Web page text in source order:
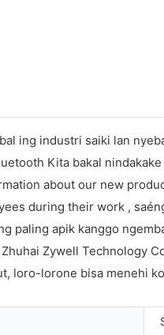
ing industri saiki lan
Kita bakal
about our new
during their work ,
paling apik kanggo
Zywell Technology
loro-lorone bisa menehi